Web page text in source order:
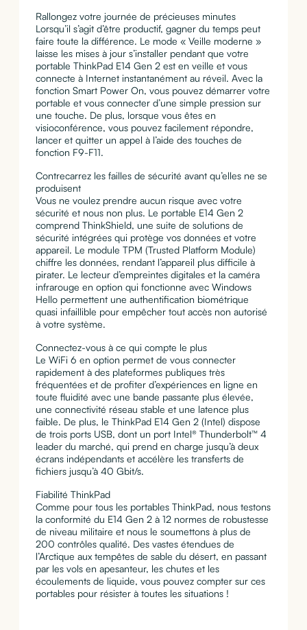
Rallongez votre journée de précieuses minutes
Lorsqu’il s’agit d’être productif, gagner du temps peut
faire toute la différence. Le mode « Veille moderne »
laisse les mises à jour s’installer pendant que votre
portable ThinkPad E14 Gen 2 est en veille et vous
connecte à Internet instantanément au réveil. Avec la
fonction Smart Power On, vous pouvez démarrer votre
portable et vous connecter d’une simple pression sur
une touche. De plus, lorsque vous êtes en
visioconférence, vous pouvez facilement répondre,
lancer et quitter un appel à l’aide des touches de
fonction F9-F11.
Contrecarrez les failles de sécurité avant qu’elles ne se
produisent
Vous ne voulez prendre aucun risque avec votre
sécurité et nous non plus. Le portable E14 Gen 2
comprend ThinkShield, une suite de solutions de
sécurité intégrées qui protège vos données et votre
appareil. Le module TPM (Trusted Platform Module)
chiffre les données, rendant l’appareil plus difficile à
pirater. Le lecteur d’empreintes digitales et la caméra
infrarouge en option qui fonctionne avec Windows
Hello permettent une authentification biométrique
quasi infaillible pour empêcher tout accès non autorisé
à votre système.
Connectez-vous à ce qui compte le plus
Le WiFi 6 en option permet de vous connecter
rapidement à des plateformes publiques très
fréquentées et de profiter d’expériences en ligne en
toute fluidité avec une bande passante plus élevée,
une connectivité réseau stable et une latence plus
faible. De plus, le ThinkPad E14 Gen 2 (Intel) dispose
de trois ports USB, dont un port Intel® Thunderbolt™ 4
leader du marché, qui prend en charge jusqu’à deux
écrans indépendants et accélère les transferts de
fichiers jusqu’à 40 Gbit/s.
Fiabilité ThinkPad
Comme pour tous les portables ThinkPad, nous testons
la conformité du E14 Gen 2 à 12 normes de robustesse
de niveau militaire et nous le soumettons à plus de
200 contrôles qualité. Des vastes étendues de
l’Arctique aux tempêtes de sable du désert, en passant
par les vols en apesanteur, les chutes et les
écoulements de liquide, vous pouvez compter sur ces
portables pour résister à toutes les situations !